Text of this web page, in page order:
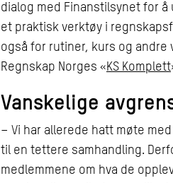
dialog med Finanstilsynet for
et praktisk verktøy i
også for rutiner, kurs og andre
Regnskap Norges «KS Komplett
Vanskelige
– Vi har allerede hatt møte
til en tettere samhandling.
medlemmene om hva de